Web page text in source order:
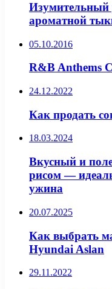
Изумительный
ароматной
05.10.2016
R&B Anthems
24.12.2022
Как продать
18.03.2024
Вкусный и
рисом —
ужина
20.07.2025
Как выбрать
Hyundai Aslan
29.11.2022